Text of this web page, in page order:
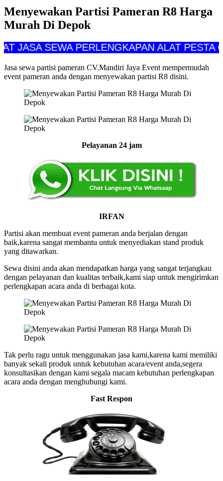
Menyewakan Partisi Pameran R8 Harga
Murah Di Depok
SEWA PERLENGKAPAN ALAT PESTA CV
Jasa sewa partisi pameran CV.Mandiri Jaya Event mempermudah
event pameran anda dengan menyewakan partisi R8 disini.
Pelayanan 24 jam
IRFAN
Partisi akan membuat event pameran anda berjalan dengan
baik,karena sangat membantu untuk menyediakan stand produk
yang ditawarkan.
Sewa disini anda akan mendapatkan harga yang sangat terjangkau
dengan pelayanan dan kualitas terbaik,kami siap untuk mengirimkan
perlengkapan acara anda di berbagai kota.
Tak perlu ragu untuk menggunakan jasa kami,karena kami memiliki
banyak sekali produk untuk kebutuhan acara/event anda,segera
konsultasikan dengan kami segala macam kebutuhan perlengkapan
acara anda dengan menghubungi kami.
Fast Respon